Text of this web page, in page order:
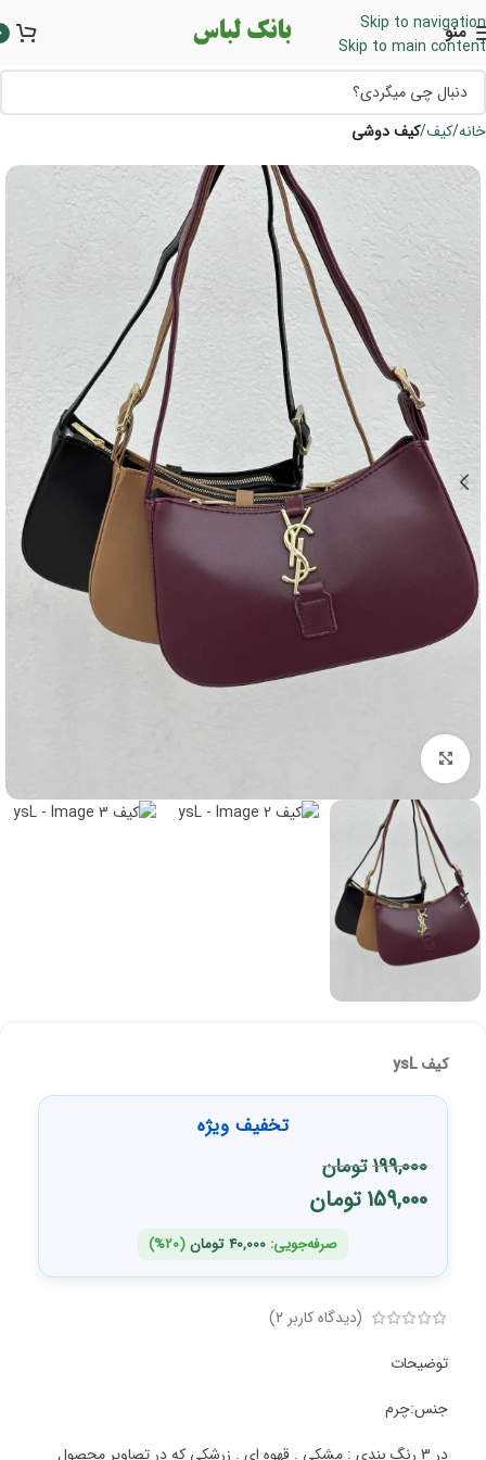
Skip to navigation
Skip to main content
منو
خانه کیف کیف دوشی
برای بزرگنمایی کلیک کنید
کیف ysL
تخفیف ویژه
199,000تومان
159,000تومان
صرفه‌جویی: 40,000 تومان(20%)
(دیدگاه کاربر 2
)
توضیحات
جنس:چرم
در 3 رنگ بندی : مشکی . قهوه ای . زرشکی که در تصاویر محصول